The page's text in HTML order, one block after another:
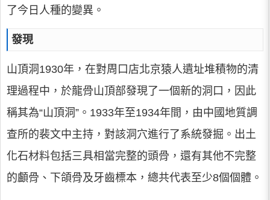
了今日人種的變異。
發現
山頂洞1930年，在對周口店北京猿人遺址堆積物的清
理過程中，於龍骨山頂部發現了一個新的洞口，因此
稱其為“山頂洞”。1933年至1934年間，由中國地質調
查所的裴文中主持，對該洞穴進行了系統發掘。出土
化石材料包括三具相當完整的頭骨，還有其他不完整
的顱骨、下頜骨及牙齒標本，總共代表至少8個個體。